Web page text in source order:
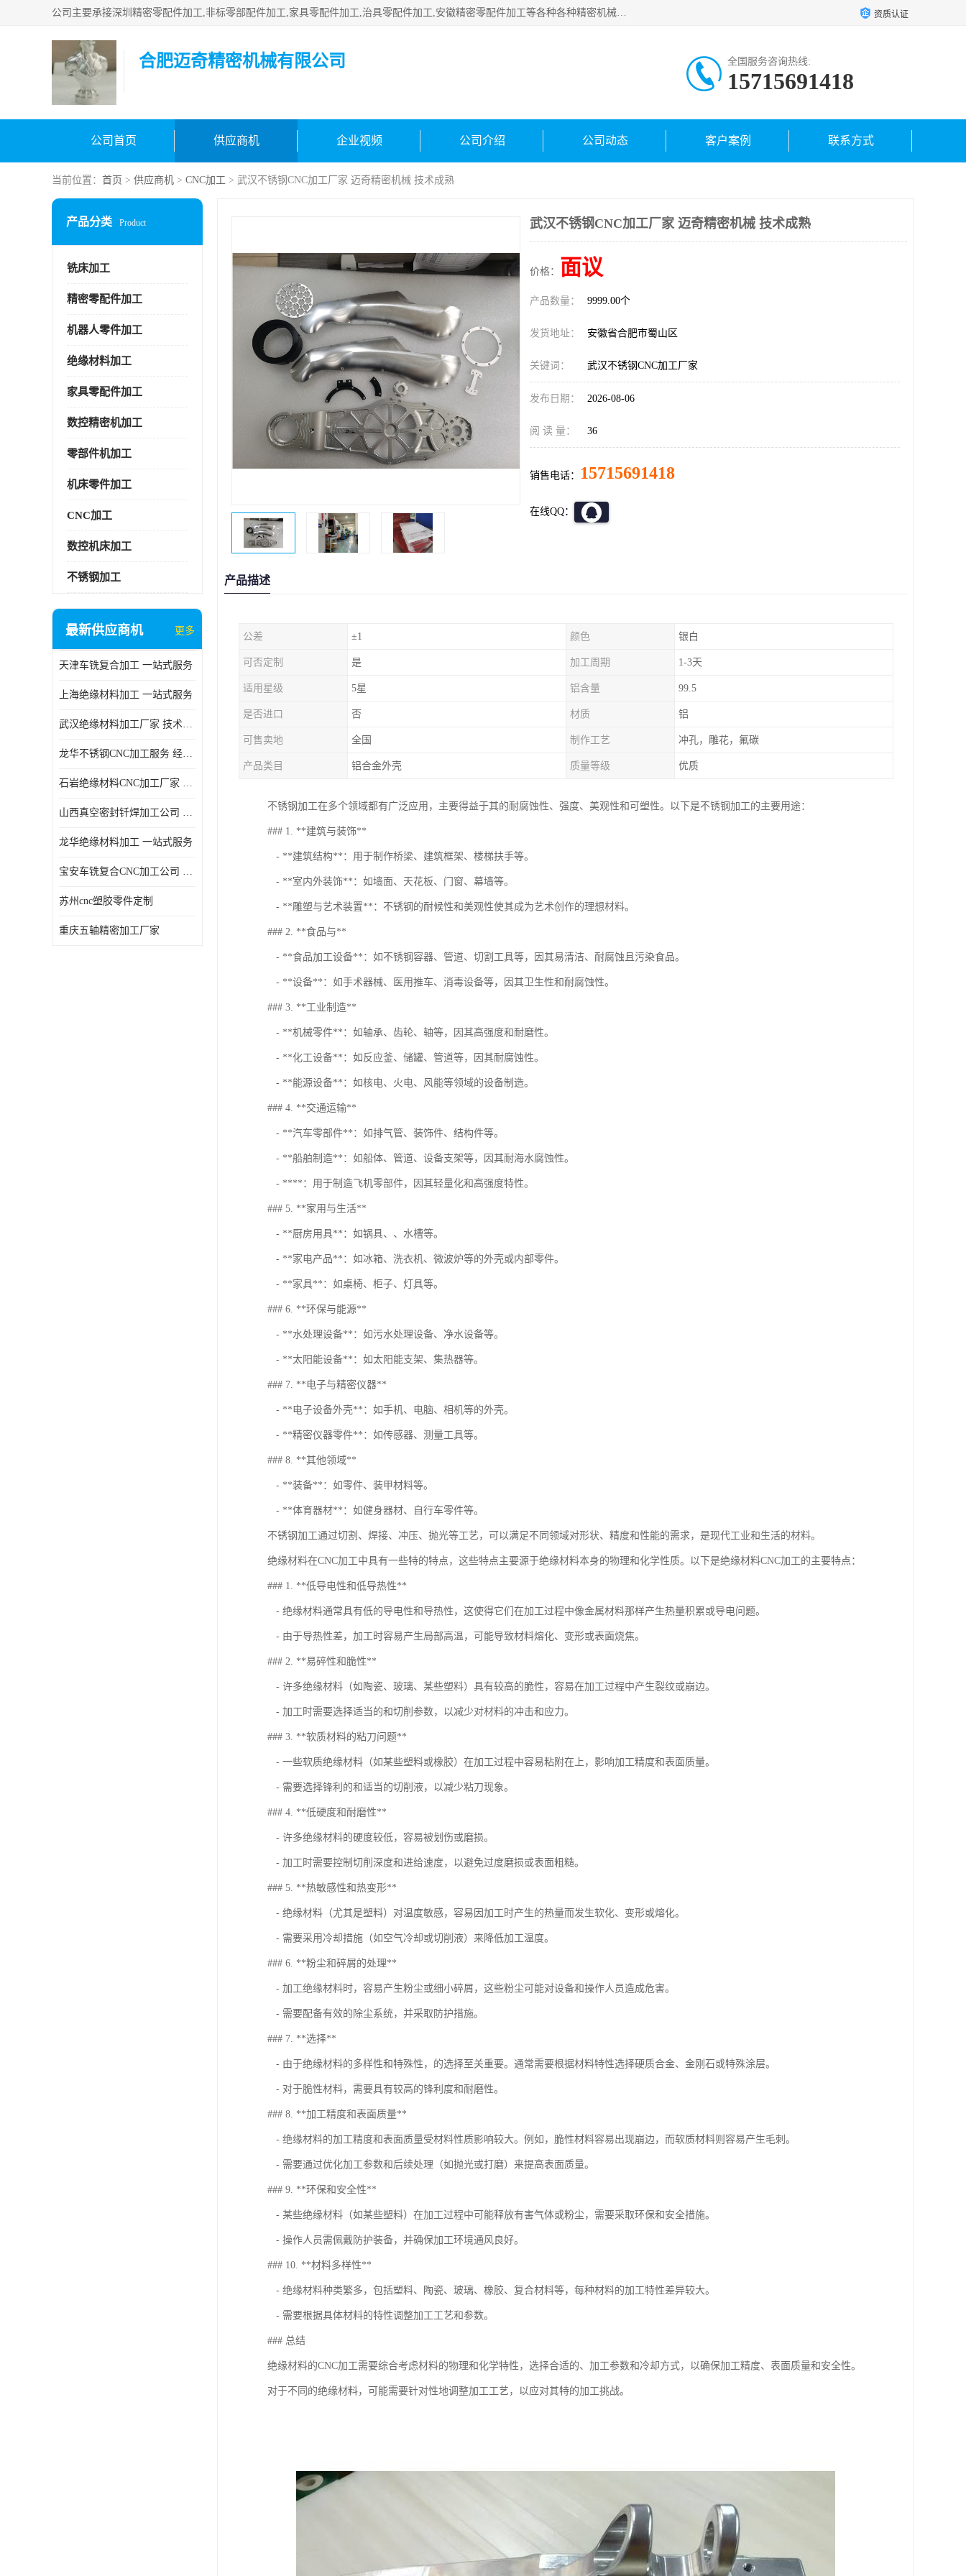
公司主要承接深圳精密零配件加工,非标零部配件加工,家具零配件加工,治具零配件加工,安徽精密零配件加工等各种各种精密机械加工，欢迎来来电咨询！ 资质认证
合肥迈奇精密机械有限公司 全国服务咨询热线:
15715691418
公司首页 供应商机 企业视频 公司介绍 公司动态 客户案例 联系方式
当前位置： 首页 > 供应商机 > CNC加工 > 武汉不锈钢CNC加工厂家 迈奇精密机械 技术成熟
产品分类 Product
铣床加工
精密零配件加工
机器人零件加工
绝缘材料加工
家具零配件加工
数控精密机加工
零部件机加工
机床零件加工
CNC加工
数控机床加工
不锈钢加工
最新供应商机 更多
天津车铣复合加工 一站式服务
上海绝缘材料加工 一站式服务
武汉绝缘材料加工厂家 技术成熟
龙华不锈钢CNC加工服务 经验丰富
石岩绝缘材料CNC加工厂家 技术成熟
山西真空密封钎焊加工公司 经验丰富
龙华绝缘材料加工 一站式服务
宝安车铣复合CNC加工公司 技术成熟
苏州cnc塑胶零件定制
重庆五轴精密加工厂家
武汉不锈钢CNC加工厂家 迈奇精密机械 技术成熟
价格： 面议
产品数量： 9999.00个
发货地址： 安徽省合肥市蜀山区
关键词： 武汉不锈钢CNC加工厂家
发布日期： 2026-08-06
阅 读 量： 36
销售电话： 15715691418
在线QQ：
产品描述
公差 ±1 颜色 银白
可否定制 是 加工周期 1-3天
适用星级 5星 铝含量 99.5
是否进口 否 材质 铝
可售卖地 全国 制作工艺 冲孔，雕花，氟碳
产品类目 铝合金外壳 质量等级 优质
不锈钢加工在多个领域都有广泛应用，主要得益于其的耐腐蚀性、强度、美观性和可塑性。以下是不锈钢加工的主要用途：
### 1. **建筑与装饰**
- **建筑结构**：用于制作桥梁、建筑框架、楼梯扶手等。
- **室内外装饰**：如墙面、天花板、门窗、幕墙等。
- **雕塑与艺术装置**：不锈钢的耐候性和美观性使其成为艺术创作的理想材料。
### 2. **食品与**
- **食品加工设备**：如不锈钢容器、管道、切割工具等，因其易清洁、耐腐蚀且污染食品。
- **设备**：如手术器械、医用推车、消毒设备等，因其卫生性和耐腐蚀性。
### 3. **工业制造**
- **机械零件**：如轴承、齿轮、轴等，因其高强度和耐磨性。
- **化工设备**：如反应釜、储罐、管道等，因其耐腐蚀性。
- **能源设备**：如核电、火电、风能等领域的设备制造。
### 4. **交通运输**
- **汽车零部件**：如排气管、装饰件、结构件等。
- **船舶制造**：如船体、管道、设备支架等，因其耐海水腐蚀性。
- ****：用于制造飞机零部件，因其轻量化和高强度特性。
### 5. **家用与生活**
- **厨房用具**：如锅具、、水槽等。
- **家电产品**：如冰箱、洗衣机、微波炉等的外壳或内部零件。
- **家具**：如桌椅、柜子、灯具等。
### 6. **环保与能源**
- **水处理设备**：如污水处理设备、净水设备等。
- **太阳能设备**：如太阳能支架、集热器等。
### 7. **电子与精密仪器**
- **电子设备外壳**：如手机、电脑、相机等的外壳。
- **精密仪器零件**：如传感器、测量工具等。
### 8. **其他领域**
- **装备**：如零件、装甲材料等。
- **体育器材**：如健身器材、自行车零件等。
不锈钢加工通过切割、焊接、冲压、抛光等工艺，可以满足不同领域对形状、精度和性能的需求，是现代工业和生活的材料。
绝缘材料在CNC加工中具有一些特的特点，这些特点主要源于绝缘材料本身的物理和化学性质。以下是绝缘材料CNC加工的主要特点：
### 1. **低导电性和低导热性**
- 绝缘材料通常具有低的导电性和导热性，这使得它们在加工过程中像金属材料那样产生热量积累或导电问题。
- 由于导热性差，加工时容易产生局部高温，可能导致材料熔化、变形或表面烧焦。
### 2. **易碎性和脆性**
- 许多绝缘材料（如陶瓷、玻璃、某些塑料）具有较高的脆性，容易在加工过程中产生裂纹或崩边。
- 加工时需要选择适当的和切削参数，以减少对材料的冲击和应力。
### 3. **软质材料的粘刀问题**
- 一些软质绝缘材料（如某些塑料或橡胶）在加工过程中容易粘附在上，影响加工精度和表面质量。
- 需要选择锋利的和适当的切削液，以减少粘刀现象。
### 4. **低硬度和耐磨性**
- 许多绝缘材料的硬度较低，容易被划伤或磨损。
- 加工时需要控制切削深度和进给速度，以避免过度磨损或表面粗糙。
### 5. **热敏感性和热变形**
- 绝缘材料（尤其是塑料）对温度敏感，容易因加工时产生的热量而发生软化、变形或熔化。
- 需要采用冷却措施（如空气冷却或切削液）来降低加工温度。
### 6. **粉尘和碎屑的处理**
- 加工绝缘材料时，容易产生粉尘或细小碎屑，这些粉尘可能对设备和操作人员造成危害。
- 需要配备有效的除尘系统，并采取防护措施。
### 7. **选择**
- 由于绝缘材料的多样性和特殊性，的选择至关重要。通常需要根据材料特性选择硬质合金、金刚石或特殊涂层。
- 对于脆性材料，需要具有较高的锋利度和耐磨性。
### 8. **加工精度和表面质量**
- 绝缘材料的加工精度和表面质量受材料性质影响较大。例如，脆性材料容易出现崩边，而软质材料则容易产生毛刺。
- 需要通过优化加工参数和后续处理（如抛光或打磨）来提高表面质量。
### 9. **环保和安全性**
- 某些绝缘材料（如某些塑料）在加工过程中可能释放有害气体或粉尘，需要采取环保和安全措施。
- 操作人员需佩戴防护装备，并确保加工环境通风良好。
### 10. **材料多样性**
- 绝缘材料种类繁多，包括塑料、陶瓷、玻璃、橡胶、复合材料等，每种材料的加工特性差异较大。
- 需要根据具体材料的特性调整加工工艺和参数。
### 总结
绝缘材料的CNC加工需要综合考虑材料的物理和化学特性，选择合适的、加工参数和冷却方式，以确保加工精度、表面质量和安全性。
对于不同的绝缘材料，可能需要针对性地调整加工工艺，以应对其特的加工挑战。